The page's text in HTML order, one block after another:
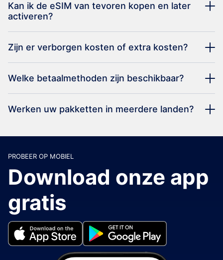
Kan ik de eSIM van tevoren kopen en later
activeren?
Zijn er verborgen kosten of extra kosten?
Welke betaalmethoden zijn beschikbaar?
Werken uw pakketten in meerdere landen?
PROBEER OP MOBIEL
Download onze app
gratis